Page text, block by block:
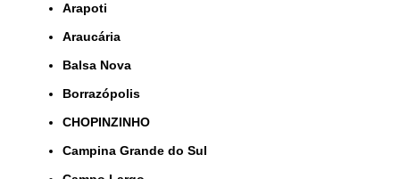
Arapoti
Araucária
Balsa Nova
Borrazópolis
CHOPINZINHO
Campina Grande do Sul